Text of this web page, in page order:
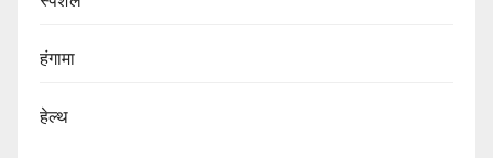
हंगामा
हेल्थ